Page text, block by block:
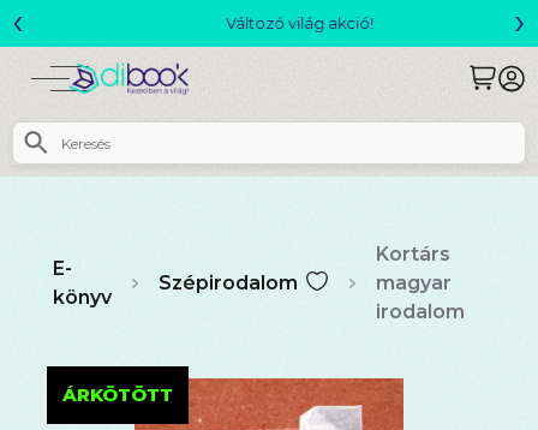
Változó világ akció!
‹ ›
E-
könyv
Szépirodalom
Kortárs
magyar
irodalom
ÁRKÖTÖTT